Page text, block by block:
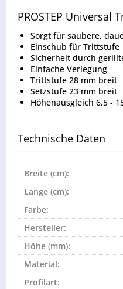
PROSTEP
Sorgt für saubere,
Einschub für Trittstufe
Sicherheit durch
Einfache Verlegung
Trittstufe 28 mm breit
Setzstufe 23 mm breit
Höhenausgleich 6,5 -
Technische Daten
Breite (cm):
Länge (cm):
Farbe:
Hersteller:
Höhe (mm):
Material:
Profilart: